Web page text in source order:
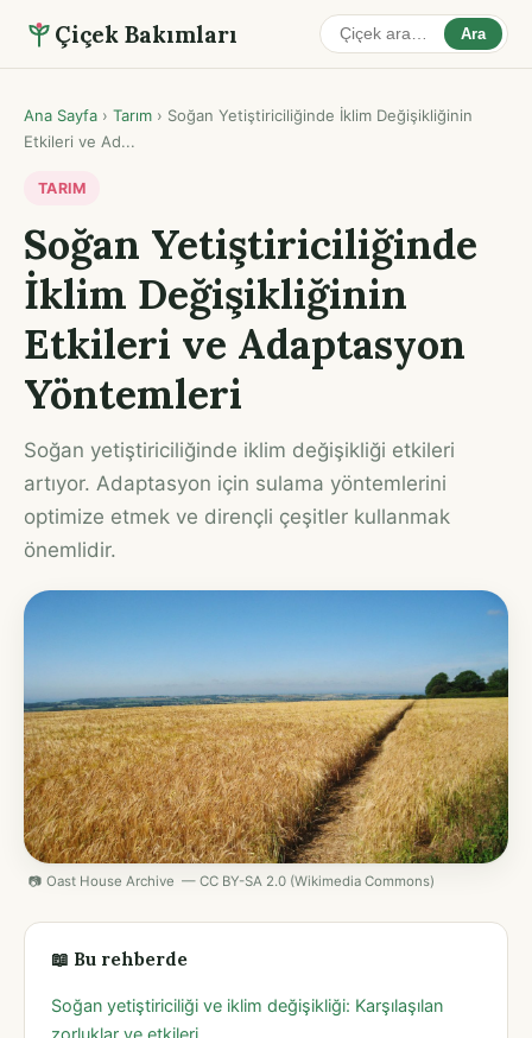
Çiçek Bakımları Ara
Ana Sayfa › Tarım › Soğan Yetiştiriciliğinde İklim Değişikliğinin
Etkileri ve Ad...
TARIM
Soğan Yetiştiriciliğinde
İklim Değişikliğinin
Etkileri ve Adaptasyon
Yöntemleri
Soğan yetiştiriciliğinde iklim değişikliği etkileri
artıyor. Adaptasyon için sulama yöntemlerini
optimize etmek ve dirençli çeşitler kullanmak
önemlidir.
📷 Oast House Archive — CC BY-SA 2.0 (Wikimedia Commons)
📖 Bu rehberde
Soğan yetiştiriciliği ve iklim değişikliği: Karşılaşılan